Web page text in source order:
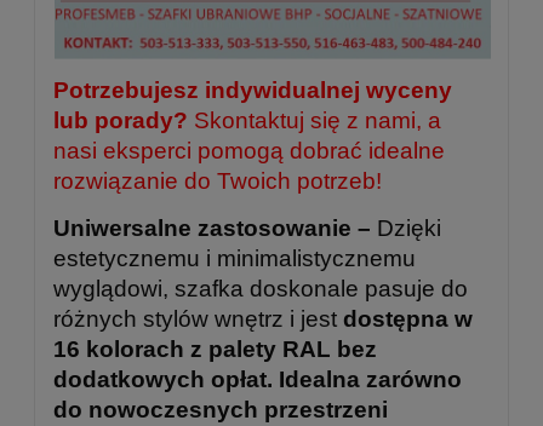
Potrzebujesz indywidualnej wyceny
lub porady? Skontaktuj się z nami, a
nasi eksperci pomogą dobrać idealne
rozwiązanie do Twoich potrzeb!
Uniwersalne zastosowanie – Dzięki
estetycznemu i minimalistycznemu
wyglądowi, szafka doskonale pasuje do
różnych stylów wnętrz i jest dostępna w
16 kolorach z palety RAL bez
dodatkowych opłat. Idealna zarówno
do nowoczesnych przestrzeni